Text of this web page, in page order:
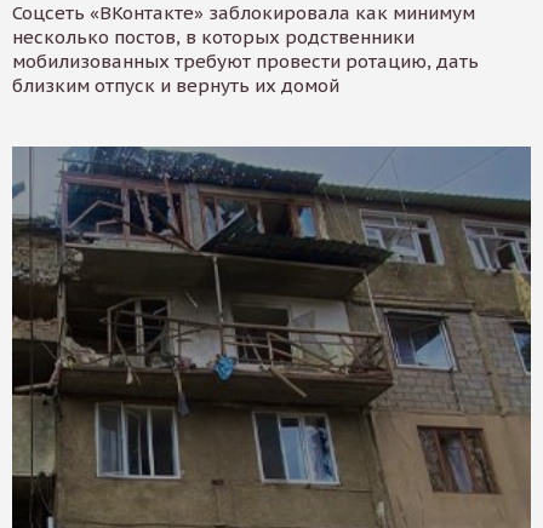
Соцсеть «ВКонтакте» заблокировала как минимум
несколько постов, в которых родственники
мобилизованных требуют провести ротацию, дать
близким отпуск и вернуть их домой